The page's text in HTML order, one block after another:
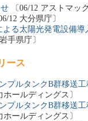
〔06/12 アストマッ
12 大分県庁〕
よる太陽光発電設備
手県庁〕
ース
プルタンクB群移送
ホールディングス〕
プルタンクB群移送
ホールディングス〕